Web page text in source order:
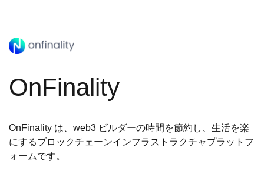
OnFinality
OnFinality は、web3 ビルダーの時間を節約し、生活を楽
にするブロックチェーンインフラストラクチャプラットフ
ォームです。